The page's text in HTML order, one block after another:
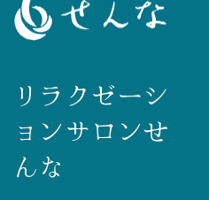
リラクゼーシ
ョンサロンせ
んな